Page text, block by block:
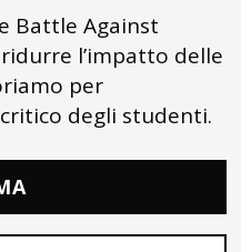
Battle Against
l’impatto delle
per
degli studenti.